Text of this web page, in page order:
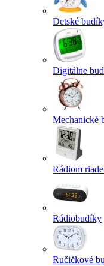
Detské
Digitálne
Mechanické
Rádiom
Rádiobudíky
Ručičkové